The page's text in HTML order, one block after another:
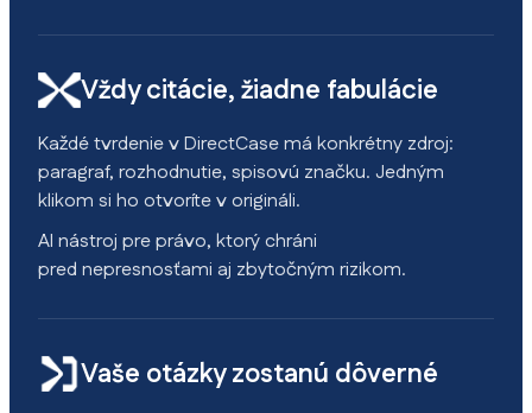
Vždy citácie, žiadne fabulácie
Každé tvrdenie v DirectCase má konkrétny zdroj:
paragraf, rozhodnutie, spisovú značku. Jedným
klikom si ho otvoríte v origináli.
AI nástroj pre právo, ktorý chráni
pred nepresnosťami aj zbytočným rizikom.
Vaše otázky zostanú dôverné